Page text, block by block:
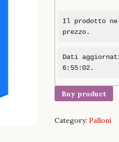
Il prodotto nel
prezzo.
Dati
6:55:02.
Buy product
Category:Palloni